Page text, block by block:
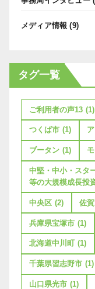
メディア情報 (9)
タグ一覧
ご利用者の声13 (1)
つくば市 (1)
ブータン (1)
中堅・中小・スタ
等の大規模成長投
中央区 (2) 佐
兵庫県宝塚市 (1)
北海道中川町 (1)
千葉県習志野市 (1)
山口県光市 (1)